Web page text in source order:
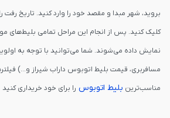
بروید، شهر مبدا و مقصد خود را وارد کنید. تاریخ رفت
کلیک کنید. پس از انجام این مراحل تمامی بلیط‌های
نمایش داده می‌شوند. شما می‌توانید با توجه به
مسافربری، قیمت بلیط اتوبوس داراب شیراز و...)
مناسب‌ترین بلیط اتوبوس را برای خود خریداری کنید